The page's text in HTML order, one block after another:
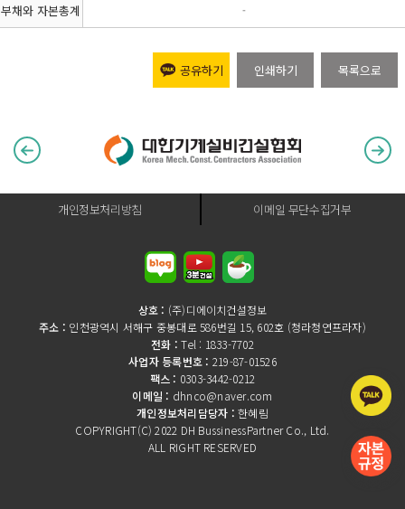
부채와 자본총계 -
공유하기 인쇄하기 목록으로
개인정보처리방침 이메일 무단수집거부
상호 : (주)디에이치건설정보
주소 : 인천광역시 서해구 중봉대로 586번길 15, 602호 (청라청연프라자)
전화 :Tel : 1833-7702
사업자 등록번호 : 219-87-01526
팩스 : 0303-3442-0212
이메일 : dhnco@naver.com
개인정보처리담당자 :한혜림
COPYRIGHT(C) 2022 DH BussinessPartner Co., Ltd.
ALL RIGHT RESERVED